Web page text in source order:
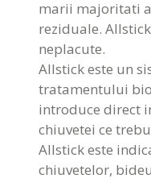
marii majoritati
reziduale.
neplacute.
Allstick este un
tratamentului
introduce direct
chiuvetei ce
Allstick este
chiuvetelor,